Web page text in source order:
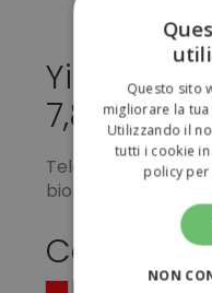
Yistal da
7,84 €
Telo da spiaggia a
biologico. 100%
Colori
Questo sito
migliorare la
Utilizzando il
tutti i cookie
policy
NON